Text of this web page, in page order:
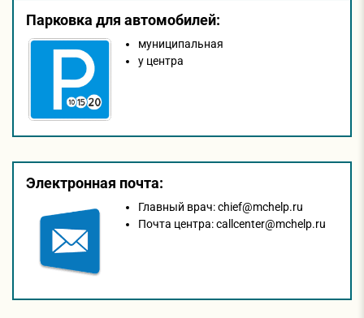
Парковка для автомобилей:
муниципальная
у центра
Электронная почта:
Главный врач:chief@mchelp.ru
Почта центра:callcenter@mchelp.ru